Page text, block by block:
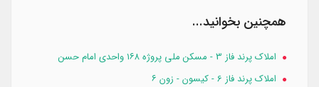
همچنین بخوانید...
املاک پرند فاز 3 - مسکن ملی پروژه ۱۶۸ واحدی امام حسن
املاک پرند فاز 6 - کیسون - زون ۶